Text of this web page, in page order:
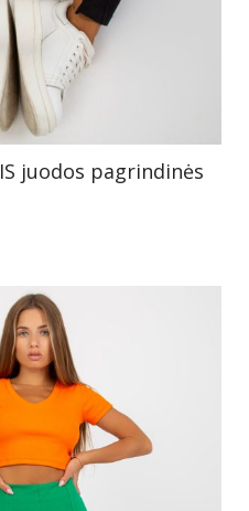
juodos pagrindinės